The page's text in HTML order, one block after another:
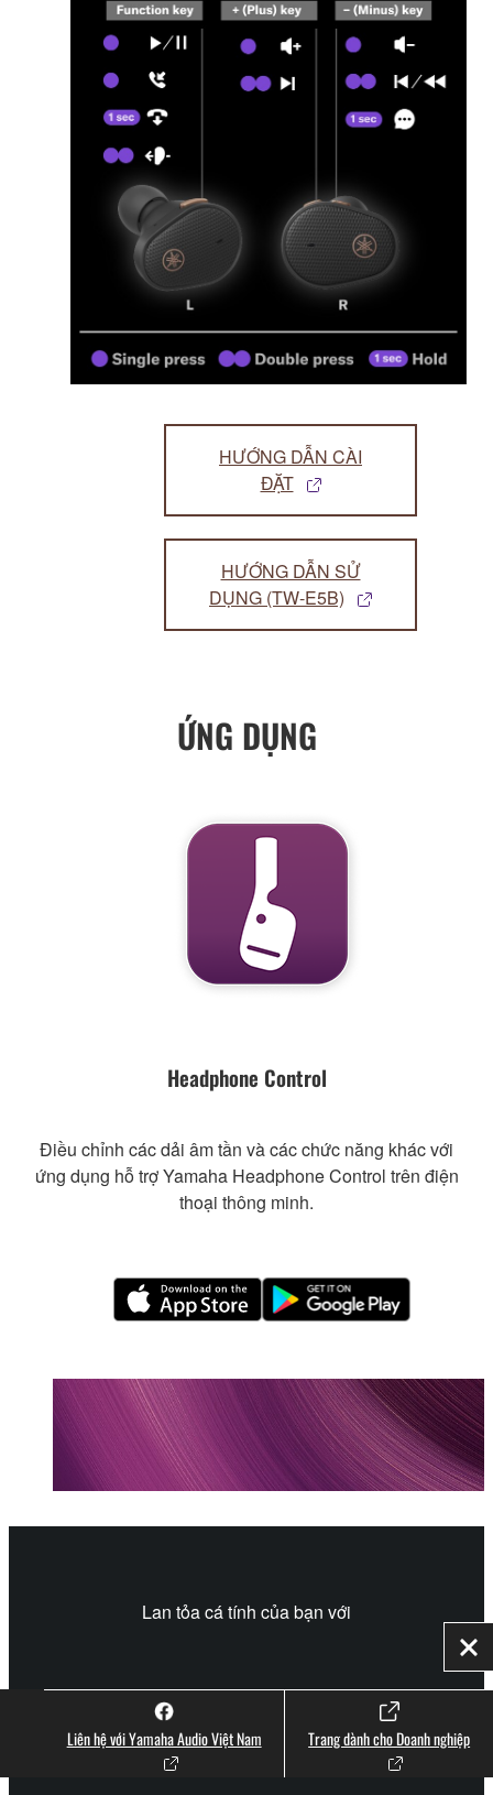
HƯỚNG DẪN CÀI
ĐẶT
HƯỚNG DẪN SỬ
DỤNG (TW-E5B)
ỨNG DỤNG
Headphone Control
Điều chỉnh các dải âm tần và các chức năng khác với
ứng dụng hỗ trợ Yamaha Headphone Control trên điện
thoại thông minh.
Lan tỏa cá tính của bạn với
#YamahaStayTrue
Liên hệ với Yamaha Audio Việt Nam Trang dành cho Doanh nghiệp